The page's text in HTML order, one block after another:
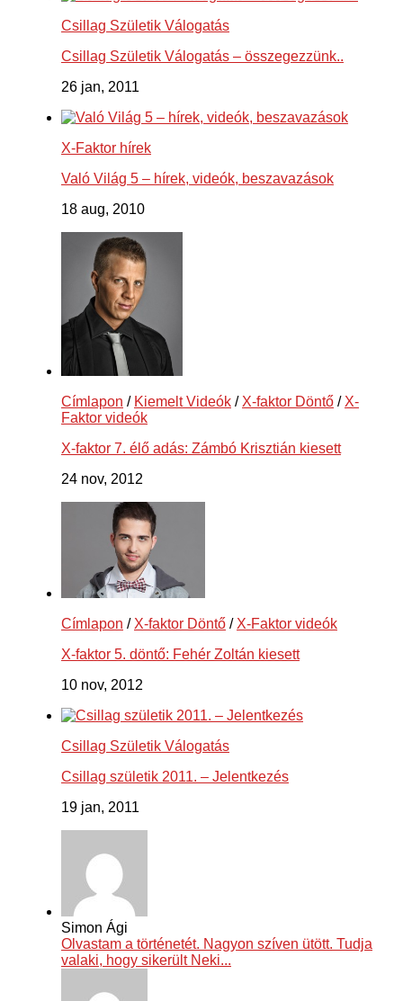
Csillag Születik Válogatás
Csillag Születik Válogatás – összegezzünk..
26 jan, 2011
X-Faktor hírek
Való Világ 5 – hírek, videók, beszavazások
18 aug, 2010
Címlapon / Kiemelt Videók / X-faktor Döntő / X-
Faktor videók
X-faktor 7. élő adás: Zámbó Krisztián kiesett
24 nov, 2012
Címlapon / X-faktor Döntő / X-Faktor videók
X-faktor 5. döntő: Fehér Zoltán kiesett
10 nov, 2012
Csillag Születik Válogatás
Csillag születik 2011. – Jelentkezés
19 jan, 2011
Simon Ági
Olvastam a történetét. Nagyon szíven ütött. Tudja
valaki, hogy sikerült Neki...